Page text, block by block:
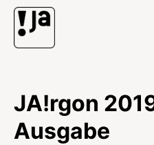
JA!rgon
Ausgabe